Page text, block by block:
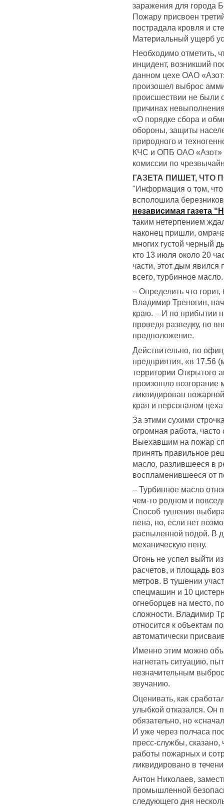
заражения для города
Пожару присвоен
пострадала кровля и
Материальный ущерб
Необходимо отметить,
инцидент, возникший
данном цехе ОАО
произошел выброс
происшествии не были
причинах
«О порядке сбора и
обороны, защиты
природного и
КЧС и ОПБ ОАО «Азот»
комиссии по
ГАЗЕТА ПИШЕТ, ЧТО
"Информация о том, что
всполошила
независимая газета
таким нетерпением
наконец пришли,
многих густой черный
кто 13 июля около 20
части, этот дым явился
всего, турбинное масло.
– Определить что
Владимир Треногин,
краю. – И по прибытии
проведя разведку, по
предположение.
Действительно, по
предприятия, «в 17.56
территории Открытого
произошло возгорание
ликвидирован
края и персоналом
За этими сухими
огромная работа,
Выехавшим на пожар
принять правильное
масло, разлившееся в
воспламенившееся от
– Турбинное масло
чем-то родном и
Способ тушения
пена, но, если нет
распыленной водой. В
механическую пену.
Огонь не успел выйти
расчетов, и площадь
метров. В тушении
спецмашин и 10
огнеборцев на место,
сложности. Владимир
относится к объектам
автоматически
Именно этим можно
нагнетать ситуацию,
незначительным
звучанию.
Оценивать, как
улыбкой отказался. Он
обязательно, но
И уже через полчаса
пресс-службы, сказано,
работы пожарных и
ликвидировано в
Антон Николаев,
промышленной
следующего дня